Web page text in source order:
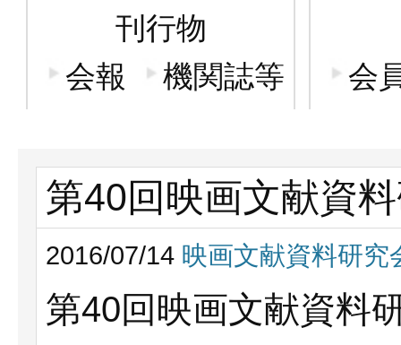
刊行物
会報
機関誌等 会
第40回映画文献資
2016/07/14 映画文献資料研究
第40回映画文献資料